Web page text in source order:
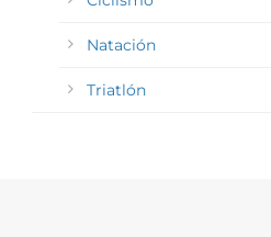
Natación
Triatlón